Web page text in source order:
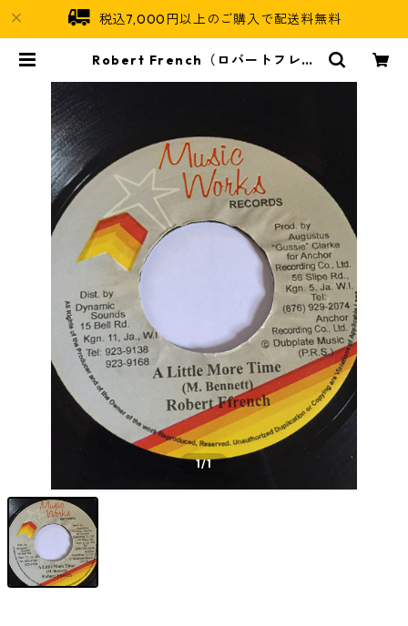
税込7,000円以上のご購入で配送料無料
Robert French（ロバートフレン
1/1